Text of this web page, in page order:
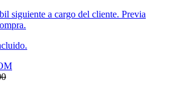
siguiente a cargo del cliente. Previa